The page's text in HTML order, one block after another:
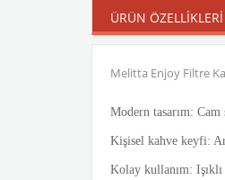
ÜRÜN ÖZELLIKLERI
Melitta Enjoy Filtre
Modern tasarım:
Kişisel kahve keyfi:
Kolay kullanım: